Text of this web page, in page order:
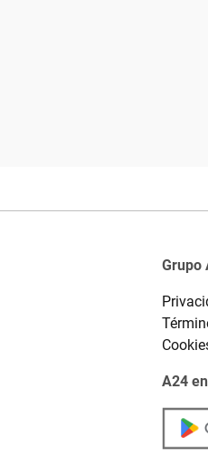
Grupo
A24